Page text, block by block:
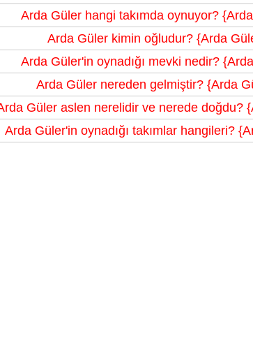
Arda Güler hangi takımda oynuyor?
Arda Güler kimin oğludur? {Arda
Arda Güler'in oynadığı mevki nedir?
Arda Güler nereden gelmiştir? {Arda
Güler aslen nerelidir ve nerede doğdu?
Arda Güler'in oynadığı takımlar hangileri?